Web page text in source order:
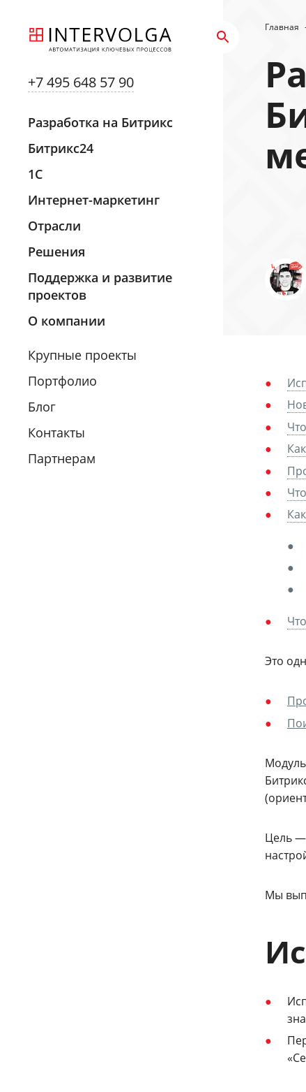
+7 495 648 57 90
Разработка на Битрикс
Битрикс24
1С
Интернет-маркетинг
Отрасли
Решения
Поддержка и развитие
проектов
О компании
Крупные проекты
Портфолио
Блог
Контакты
Партнерам
Главная
Это
Цель —
Мы